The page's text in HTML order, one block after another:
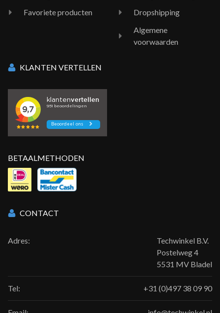
Favoriete producten
Dropshipping
Algemene
voorwaarden
KLANTEN VERTELLEN
BETAALMETHODEN
CONTACT
Adres:
Techwinkel B.V.
Postelweg 4
5531 MV Bladel
Tel: +31 (0)497 38 09 90